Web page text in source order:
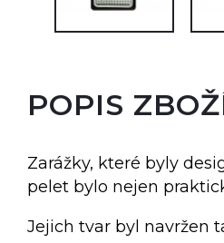
POPIS
Zarážky, které byly
pelet bylo nejen
Jejich tvar byl navržen